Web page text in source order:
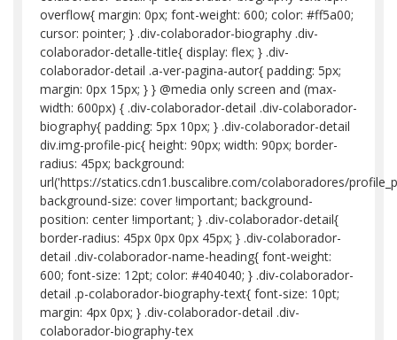
overflow{ margin: 0px; font-weight: 600; color: #ff5a00;
cursor: pointer; } .div-colaborador-biography .div-
colaborador-detalle-title{ display: flex; } .div-
colaborador-detail .a-ver-pagina-autor{ padding: 5px;
margin: 0px 15px; } } @media only screen and (max-
width: 600px) { .div-colaborador-detail .div-colaborador-
biography{ padding: 5px 10px; } .div-colaborador-detail
div.img-profile-pic{ height: 90px; width: 90px; border-
radius: 45px; background:
url('https://statics.cdn1.buscalibre.com/colaboradores/
background-size: cover !important; background-
position: center !important; } .div-colaborador-detail{
border-radius: 45px 0px 0px 45px; } .div-colaborador-
detail .div-colaborador-name-heading{ font-weight:
600; font-size: 12pt; color: #404040; } .div-colaborador-
detail .p-colaborador-biography-text{ font-size: 10pt;
margin: 4px 0px; } .div-colaborador-detail .div-
colaborador-biography-tex